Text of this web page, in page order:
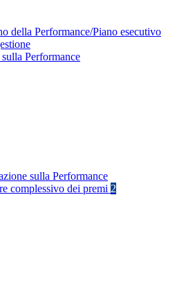
della Performance/Piano esecutivo
Performance
sulla Performance
complessivo dei premi 2